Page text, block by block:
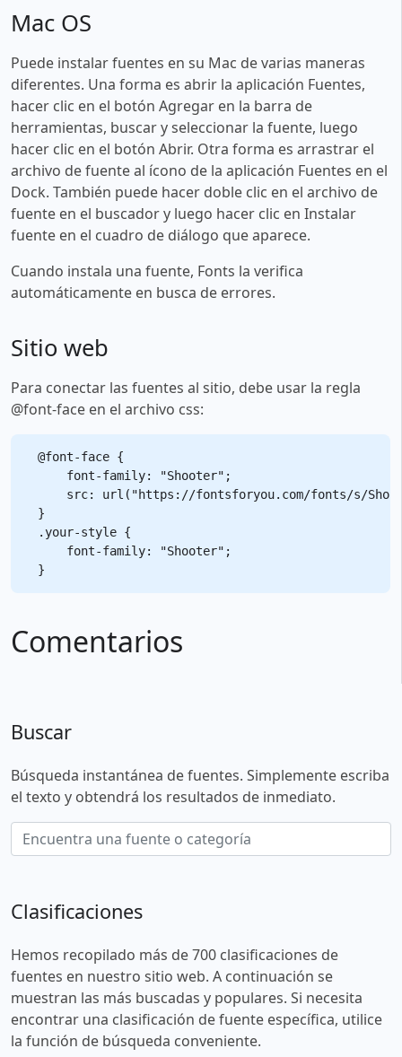
Mac OS
Puede instalar fuentes en su Mac de varias maneras
diferentes. Una forma es abrir la aplicación Fuentes,
hacer clic en el botón Agregar en la barra de
herramientas, buscar y seleccionar la fuente, luego
hacer clic en el botón Abrir. Otra forma es arrastrar el
archivo de fuente al ícono de la aplicación Fuentes en el
Dock. También puede hacer doble clic en el archivo de
fuente en el buscador y luego hacer clic en Instalar
fuente en el cuadro de diálogo que aparece.
Cuando instala una fuente, Fonts la verifica
automáticamente en busca de errores.
Sitio web
Para conectar las fuentes al sitio, debe usar la regla
@font-face en el archivo css:
@font-face {
    font-family: "Shooter";
src: url("https://fontsforyou.com/fonts/s/
}
.your-style {
    font-family: "Shooter";
Comentarios
Buscar
Búsqueda instantánea de fuentes. Simplemente escriba
el texto y obtendrá los resultados de inmediato.
Clasificaciones
Hemos recopilado más de 700 clasificaciones de
fuentes en nuestro sitio web. A continuación se
muestran las más buscadas y populares. Si necesita
encontrar una clasificación de fuente específica, utilice
la función de búsqueda conveniente.